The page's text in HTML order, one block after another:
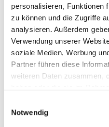
personalisieren, Funktionen
zu können und die Zugriffe
analysieren. Außerdem
Verwendung unserer
soziale Medien, Werbung
Partner führen diese
weiteren Daten zusammen,
Notwendig
DONUT-SHOP IN UND
Suchen nach
Finden